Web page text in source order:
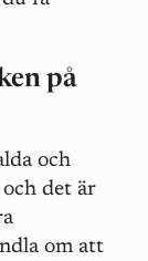
på
och
det är
om att